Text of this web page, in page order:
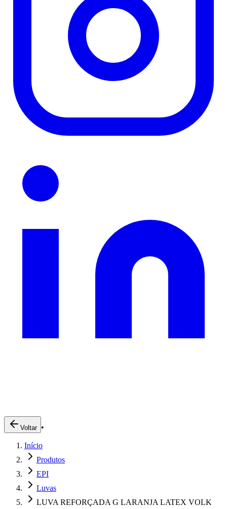
Pedidos Online
Trabalhe Conosco
Voltar •
Início
Produtos
EPI
Luvas
LUVA REFORÇADA G LARANJA LATEX VOLK